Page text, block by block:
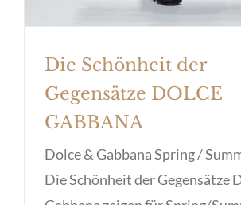
Die Schönheit der
Gegensätze DOLCE
GABBANA
Dolce & Gabbana Spring /
Die Schönheit der Gegensätze